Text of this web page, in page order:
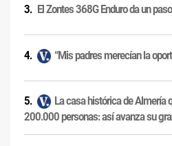
El Zontes 368G Enduro da un
“Mis padres merecían la
La casa histórica de Almería
200.000 personas: así avanza su